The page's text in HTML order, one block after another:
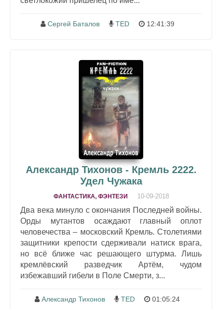
Сергей Баталов TED 12:41:39
Александр Тихонов - Кремль 2222.
Удел Чужака
ФАНТАСТИКА, ФЭНТЕЗИ 10-09-2018
Два века минуло с окончания Последней войны.
Орды мутантов осаждают главный оплот
человечества – московский Кремль. Столетиями
защитники крепости сдерживали натиск врага,
но всё ближе час решающего штурма. Лишь
кремлёвский разведчик Артём, чудом
избежавший гибели в Поле Смерти, з...
Александр Тихонов TED 01:05:24